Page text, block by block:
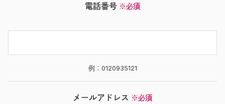
電話番号 ※必須
例：0120935121
メールアドレス ※必須